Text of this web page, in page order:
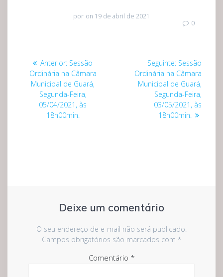
por on 19 de abril de 2021
0
Navegação
Post
Anterior: Post
anterior:
Sessão
Ordinária na Câmara
Municipal de Guará,
Segunda-Feira,
05/04/2021, às
18h00min.
Seguinte: Post
seguinte:
Sessão
Ordinária na Câmara
Municipal de Guará,
Segunda-Feira,
03/05/2021, às
18h00min.
Deixe um comentário
O seu endereço de e-mail não será publicado.
Campos obrigatórios são marcados com *
Comentário *